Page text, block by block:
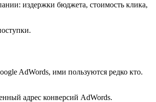
издержки бюджета, стоимость клика,
AdWords, ими пользуются редко кто.
адрес конверсий AdWords.